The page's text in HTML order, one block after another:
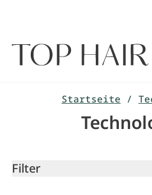
Startseite /
Filter